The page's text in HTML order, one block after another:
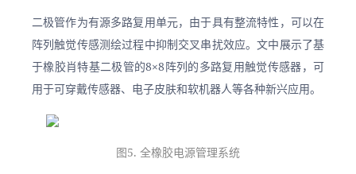
二极管作为有源多路复用单元，由于具有整流特性，可以在
阵列触觉传感测绘过程中抑制交叉串扰效应。文中展示了基
于橡胶肖特基二极管的8×8阵列的多路复用触觉传感器，可
用于可穿戴传感器、电子皮肤和软机器人等各种新兴应用。
图5. 全橡胶电源管理系统